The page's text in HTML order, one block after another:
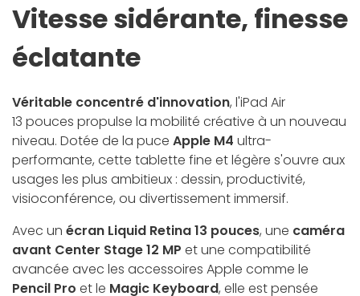
Vitesse sidérante, finesse
éclatante
Véritable concentré d'innovation, l'iPad Air
13 pouces propulse la mobilité créative à un nouveau
niveau. Dotée de la puce Apple M4 ultra-
performante, cette tablette fine et légère s'ouvre aux
usages les plus ambitieux : dessin, productivité,
visioconférence, ou divertissement immersif.
Avec un écran Liquid Retina 13 pouces, une caméra
avant Center Stage 12 MP et une compatibilité
avancée avec les accessoires Apple comme le
Pencil Pro et le Magic Keyboard, elle est pensée